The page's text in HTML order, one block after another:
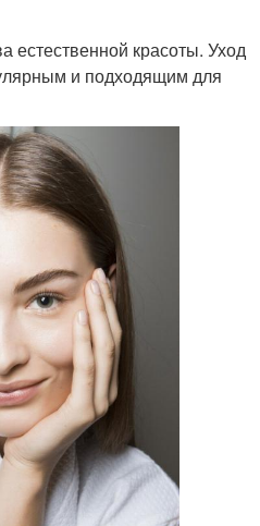
естественной красоты. Уход
и подходящим для